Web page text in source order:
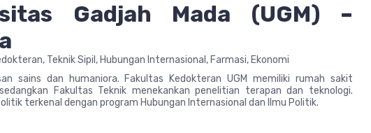
Gadjah Mada (UGM) –
Teknik Sipil, Hubungan Internasional, Farmasi, Ekonomi
sains dan humaniora. Fakultas Kedokteran UGM memiliki rumah sakit
Fakultas Teknik menekankan penelitian terapan dan teknologi.
terkenal dengan program Hubungan Internasional dan Ilmu Politik.